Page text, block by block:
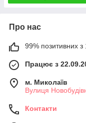
Про нас
99% позитивних з
Працює з
м. Миколаїв
Вулиця
Контакти